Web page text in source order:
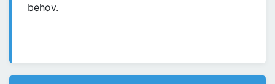
behov.